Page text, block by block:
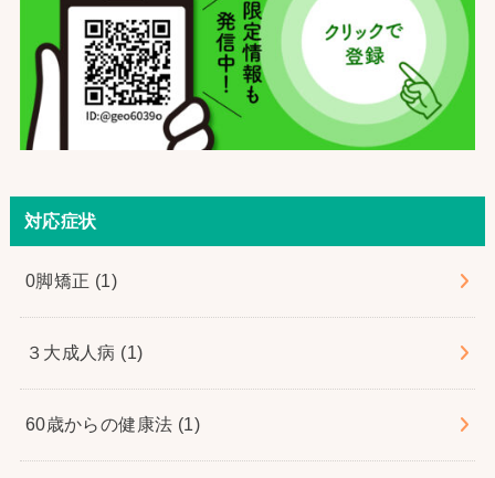
対応症状
0脚矯正 (1)
３大成人病 (1)
60歳からの健康法 (1)